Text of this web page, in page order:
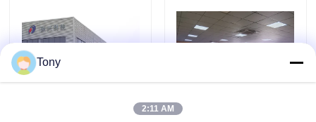
Các vụ án
Yêu cầu Đặt giá
Tony
2:11 AM